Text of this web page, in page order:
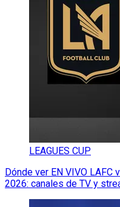
LEAGUES CUP
Dónde ver EN VIVO LAFC
2026: canales de TV y